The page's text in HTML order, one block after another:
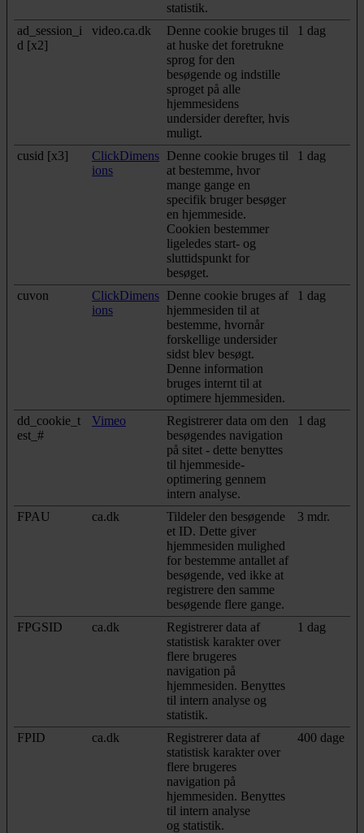
statistik.
ad_session_i
d [x2]
video.ca.dk
Denne cookie bruges til
at huske det foretrukne
sprog for den
besøgende og indstille
sproget på alle
hjemmesidens
undersider derefter, hvis
muligt.
1 dag
cusid [x3]
ClickDimens
ions
Denne cookie bruges til
at bestemme, hvor
mange gange en
specifik bruger besøger
en hjemmeside.
Cookien bestemmer
ligeledes start- og
sluttidspunkt for
besøget.
1 dag
cuvon
ClickDimens
ions
Denne cookie bruges af
hjemmesiden til at
bestemme, hvornår
forskellige undersider
sidst blev besøgt.
Denne information
bruges internt til at
optimere hjemmesiden.
1 dag
dd_cookie_t
est_#
Vimeo
Registrerer data om den
besøgendes navigation
på sitet - dette benyttes
til hjemmeside‐
optimering gennem
intern analyse.
1 dag
FPAU ca.dk
Tildeler den besøgende
et ID. Dette giver
hjemmesiden mulighed
for bestemme antallet af
besøgende, ved ikke at
registrere den samme
besøgende flere gange.
3 mdr.
FPGSID ca.dk
Registrerer data af
statistisk karakter over
flere brugeres
navigation på
hjemmesiden. Benyttes
til intern analyse og
statistik.
1 dag
FPID ca.dk
Registrerer data af
statistisk karakter over
flere brugeres
navigation på
hjemmesiden. Benyttes
til intern analyse
og statistik.
400 dage